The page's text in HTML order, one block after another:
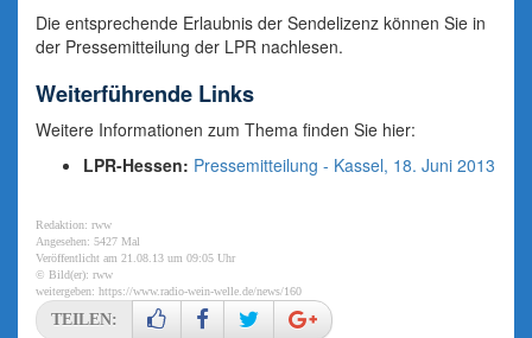
Die entsprechende Erlaubnis der Sendelizenz können Sie in
der Pressemitteilung der LPR nachlesen.
Weiterführende Links
Weitere Informationen zum Thema finden Sie hier:
LPR-Hessen: Pressemitteilung - Kassel, 18. Juni 2013
Redaktion: rww
Angesehen: 5427 Mal
Veröffentlicht am 21.08.13 um 09:05 Uhr
© Bild(er): rww
weitergeben: https://www.radio-wein-welle.de/news/160
TEILEN: